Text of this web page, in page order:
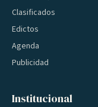
Clasificados
Edictos
Agenda
Publicidad
Institucional